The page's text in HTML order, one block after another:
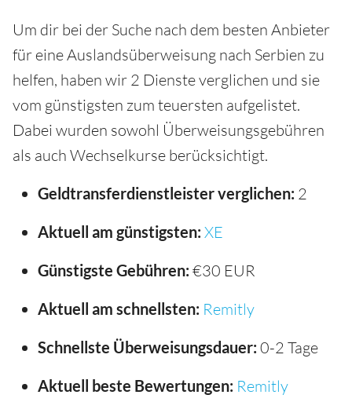
Um dir bei der Suche nach dem besten Anbieter
für eine Auslandsüberweisung nach Serbien zu
helfen, haben wir 2 Dienste verglichen und sie
vom günstigsten zum teuersten aufgelistet.
Dabei wurden sowohl Überweisungsgebühren
als auch Wechselkurse berücksichtigt.
Geldtransferdienstleister verglichen: 2
Aktuell am günstigsten: XE
Günstigste Gebühren: €30 EUR
Aktuell am schnellsten: Remitly
Schnellste Überweisungsdauer: 0-2 Tage
Aktuell beste Bewertungen: Remitly